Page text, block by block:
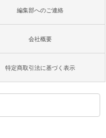
編集部へのご連絡
会社概要
特定商取引法に基づく表示